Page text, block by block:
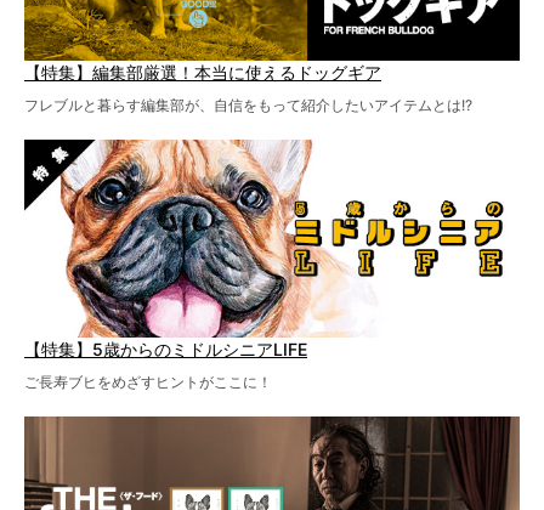
【特集】編集部厳選！本当に使えるドッグギア
フレブルと暮らす編集部が、自信をもって紹介したいアイテムとは!?
【特集】5歳からのミドルシニアLIFE
ご長寿ブヒをめざすヒントがここに！